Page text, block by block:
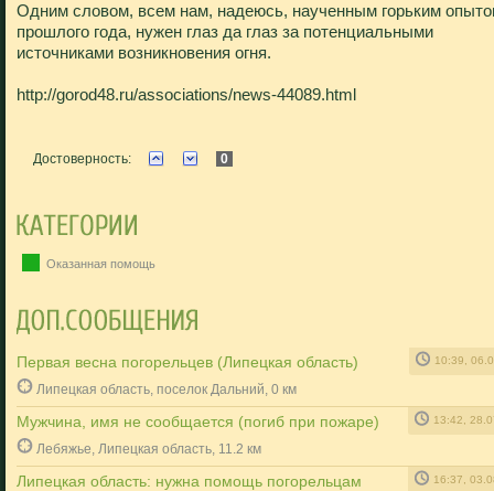
Одним словом, всем нам, надеюсь, наученным горьким
прошлого года, нужен глаз да глаз за потенциальными
источниками возникновения огня.
http://gorod48.ru/associations/news-44089.html
Достоверность: 0
Оказанная помощь
Первая весна погорельцев (Липецкая область) 10:39,
Липецкая область, поселок Дальний, 0 км
Мужчина, имя не сообщается (погиб при пожаре) 13:42,
Лебяжье, Липецкая область, 11.2 км
Липецкая область: нужна помощь погорельцам 16:37,